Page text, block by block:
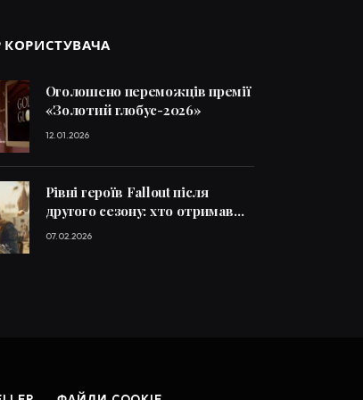
КОРИСТУВАЧА
Оголошено переможців премії
«Золотий глобус-2026»
12.01.2026
Рівні героїв Fallout після
другого сезону: хто отримав
більше досвіду
07.02.2026